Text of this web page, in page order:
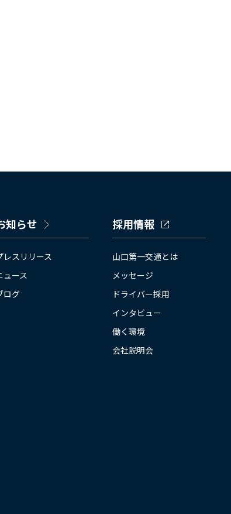
知らせ
レスリリース
ュース
ログ
採用情報
山口第一交通とは
メッセージ
ドライバー採用
インタビュー
働く環境
会社説明会